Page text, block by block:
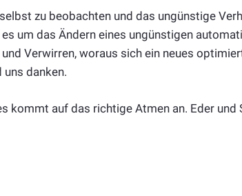
zu beobachten und das ungünstige
um das Ändern eines ungünstigen
Verwirren, woraus sich ein neues
danken.
kommt auf das richtige Atmen an. Eder und